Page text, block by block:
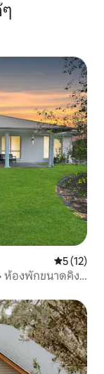
คะแนนเฉลี่
5 (12)
ห้องพักขนาดคิง